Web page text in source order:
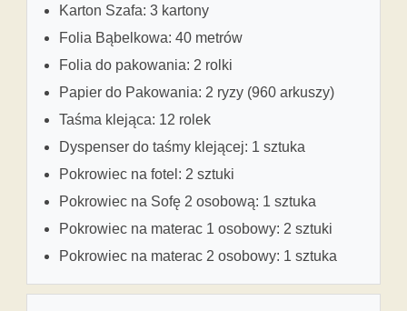
Karton Szafa: 3 kartony
Folia Bąbelkowa: 40 metrów
Folia do pakowania: 2 rolki
Papier do Pakowania: 2 ryzy (960 arkuszy)
Taśma klejąca: 12 rolek
Dyspenser do taśmy klejącej: 1 sztuka
Pokrowiec na fotel: 2 sztuki
Pokrowiec na Sofę 2 osobową: 1 sztuka
Pokrowiec na materac 1 osobowy: 2 sztuki
Pokrowiec na materac 2 osobowy: 1 sztuka